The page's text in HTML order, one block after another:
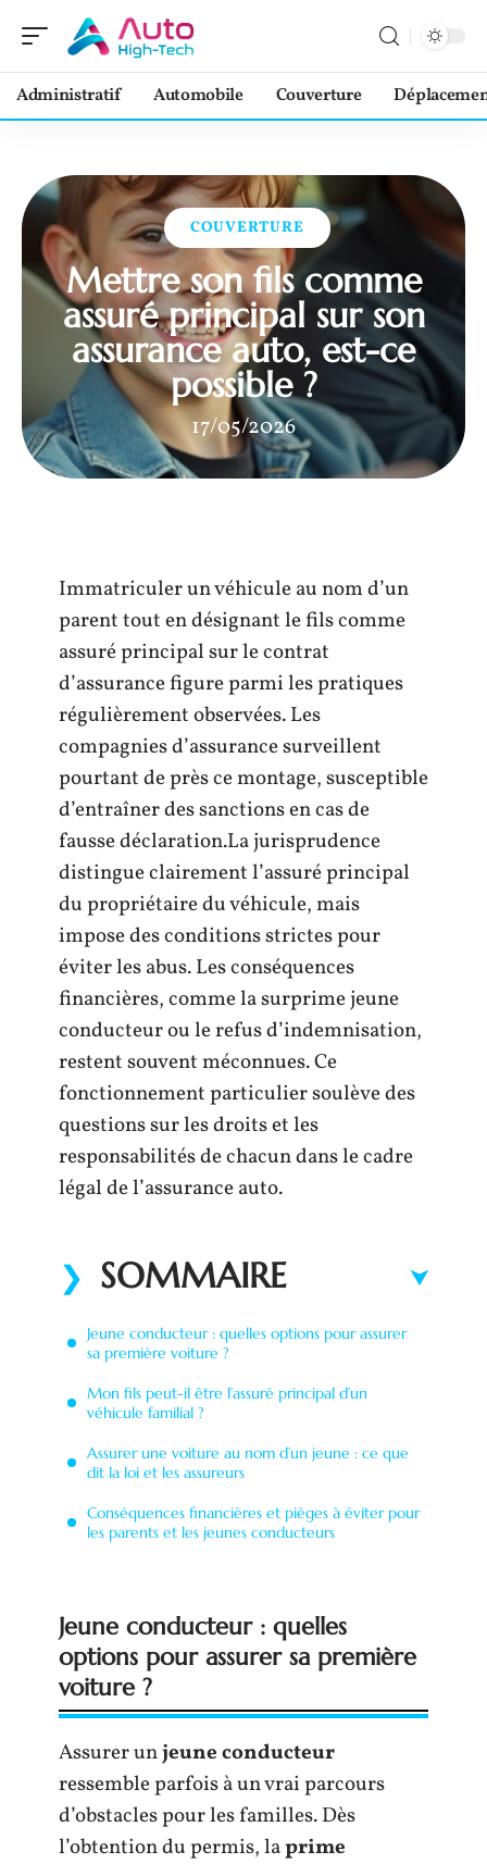
Administratif Automobile Couverture
COUVERTURE
Mettre son fils comme
assuré principal sur son
assurance auto, est-ce
possible ?
17/05/2026
Immatriculer un véhicule au nom d’un
parent tout en désignant le fils comme
assuré principal sur le contrat
d’assurance figure parmi les pratiques
régulièrement observées. Les
compagnies d’assurance surveillent
pourtant de près ce montage, susceptible
d’entraîner des sanctions en cas de
fausse déclaration.La jurisprudence
distingue clairement l’assuré principal
du propriétaire du véhicule, mais
impose des conditions strictes pour
éviter les abus. Les conséquences
financières, comme la surprime jeune
conducteur ou le refus d’indemnisation,
restent souvent méconnues. Ce
fonctionnement particulier soulève des
questions sur les droits et les
responsabilités de chacun dans le cadre
légal de l’assurance auto.
SOMMAIRE
Jeune conducteur : quelles options pour assurer
sa première voiture ?
Mon fils peut-il être l’assuré principal d’un
véhicule familial ?
Assurer une voiture au nom d’un jeune : ce que
dit la loi et les assureurs
Conséquences financières et pièges à éviter pour
les parents et les jeunes conducteurs
Jeune conducteur : quelles
options pour assurer sa première
voiture ?
Assurer unjeune conducteur
ressemble parfois à un vrai parcours
d’obstacles pour les familles. Dès
l’obtention du permis, laprime